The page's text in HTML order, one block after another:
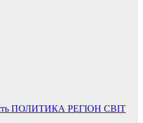
ПОЛИТИКА РЕГІОН СВІТ